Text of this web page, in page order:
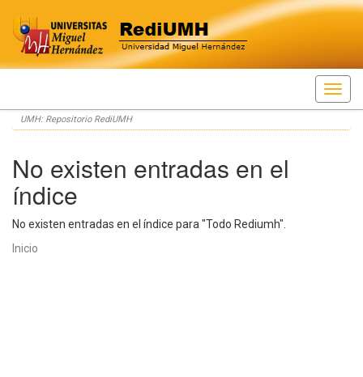
Skip
navigation
UMH: Repositorio RediUMH
No existen entradas en el
índice
No existen entradas en el índice para "Todo Rediumh".
Inicio